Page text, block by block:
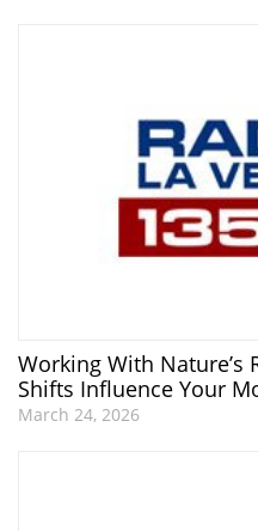
Working With Nature’s
Shifts Influence Your
March 24, 2026